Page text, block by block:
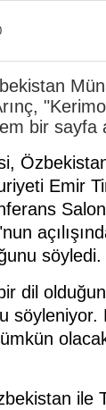
bir sayfa
Emir
söyledi.
dil
ile